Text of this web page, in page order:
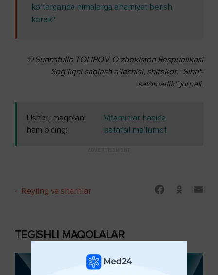
ko‘targanda nimalarga ahamiyat berish
kerak?
© Sunnatullo TOLIPOV, O‘zbekiston Respublikasi
Sog‘liqni saqlash a’lochisi, shifokor. "Sihat-
salomatlik" jurnali.
Ushbu maqolani
ham o'qing:
Vitaminlar haqida
batafsil ma’lumot
- Reyting va sharhlar
TEGISHLI MAQOLALAR